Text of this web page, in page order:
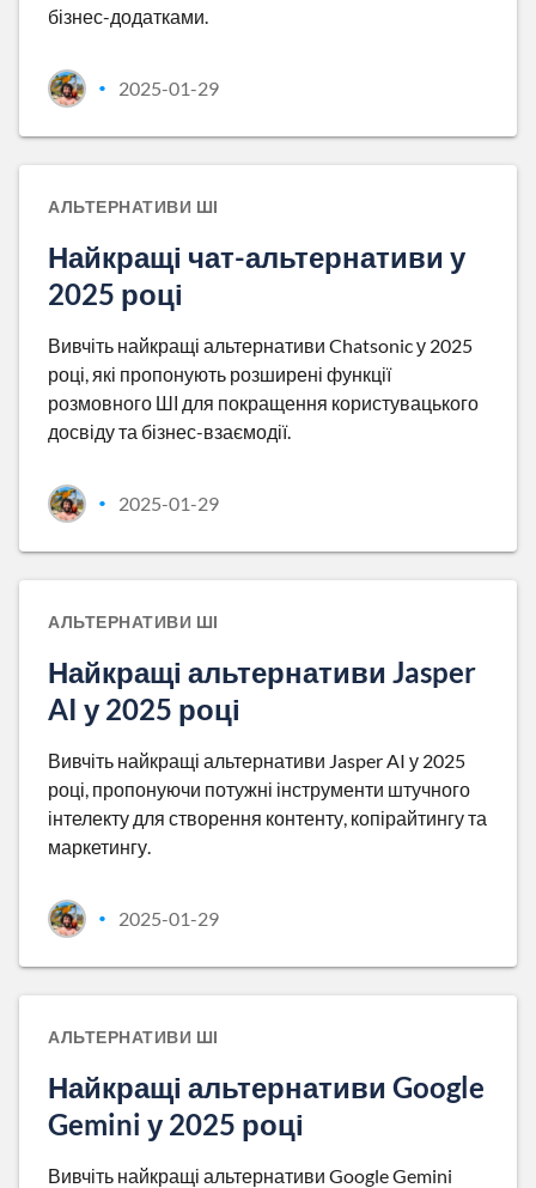
бізнес-додатками.
• 2025-01-29
АЛЬТЕРНАТИВИ ШІ
Найкращі чат-альтернативи у
2025 році
Вивчіть найкращі альтернативи Chatsonic у 2025
році, які пропонують розширені функції
розмовного ШІ для покращення користувацького
досвіду та бізнес-взаємодії.
• 2025-01-29
АЛЬТЕРНАТИВИ ШІ
Найкращі альтернативи Jasper
AI у 2025 році
Вивчіть найкращі альтернативи Jasper AI у 2025
році, пропонуючи потужні інструменти штучного
інтелекту для створення контенту, копірайтингу та
маркетингу.
• 2025-01-29
АЛЬТЕРНАТИВИ ШІ
Найкращі альтернативи Google
Gemini у 2025 році
Вивчіть найкращі альтернативи Google Gemini